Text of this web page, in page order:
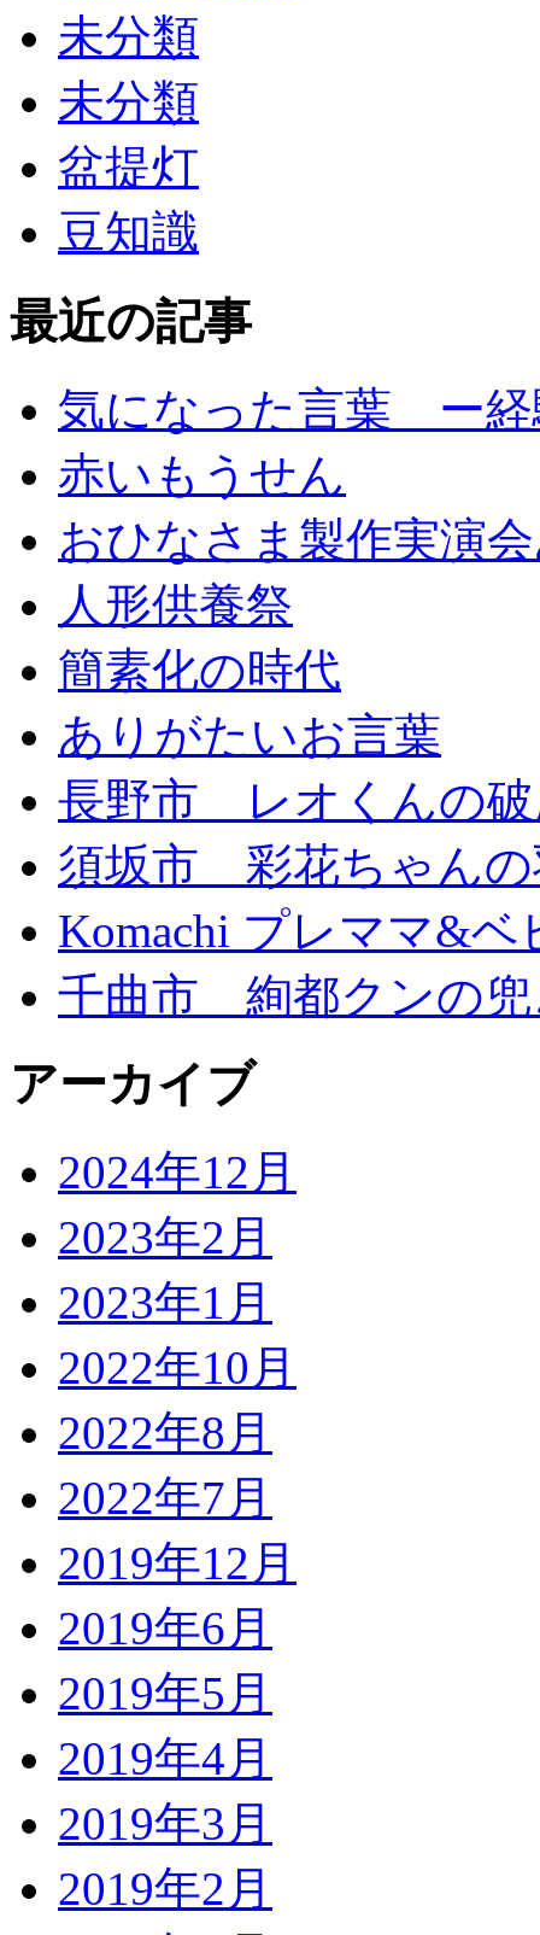
未分類
未分類
盆提灯
豆知識
最近の記事
気になった言葉 ー経
赤いもうせん
おひなさま製作実演
人形供養祭
簡素化の時代
ありがたいお言葉
長野市 レオくんの
須坂市 彩花ちゃん
Komachi プレママ&ベ
千曲市 絢都クンの
アーカイブ
2024年12月
2023年2月
2023年1月
2022年10月
2022年8月
2022年7月
2019年12月
2019年6月
2019年5月
2019年4月
2019年3月
2019年2月